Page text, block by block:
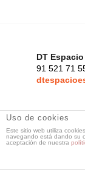
DT
91 521 71
Uso de cookies
Este sitio web utiliza
navegando está dando su
aceptación de nuestra